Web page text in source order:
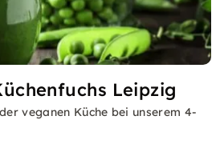
Leipzig
veganen Küche bei unserem 4-